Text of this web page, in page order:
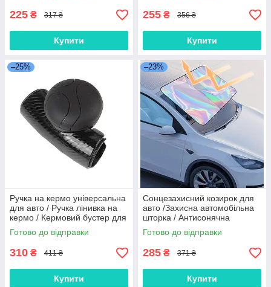
225 ₴ 317 ₴
Купити
255 ₴ 356 ₴
Купити
–25%
Ручка на кермо універсальна
для авто / Ручка лінивка на
кермо / Кермовий бустер для
зручного керування
Готово до відправки
310 ₴ 411 ₴
Купити
–23%
Сонцезахисний козирок для
авто /Захисна автомобільна
шторка / Антисонячна
накладка на лобове скло
Готово до відправки
285 ₴ 371 ₴
Купити